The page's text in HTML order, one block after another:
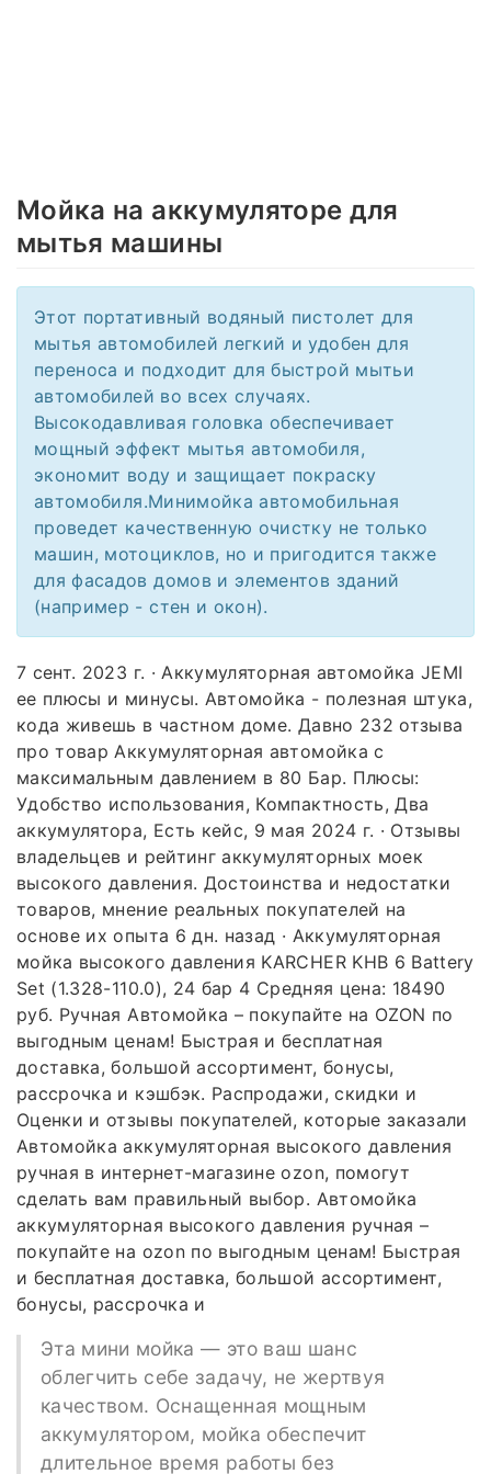
Мойка на аккумуляторе для
мытья машины
Этот портативный водяный пистолет для
мытья автомобилей легкий и удобен для
переноса и подходит для быстрой мытьи
автомобилей во всех случаях.
Высокодавливая головка обеспечивает
мощный эффект мытья автомобиля,
экономит воду и защищает покраску
автомобиля.Минимойка автомобильная
проведет качественную очистку не только
машин, мотоциклов, но и пригодится также
для фасадов домов и элементов зданий
(например - стен и окон).
7 сент. 2023 г. · Аккумуляторная автомойка JEMI
ее плюсы и минусы. Автомойка - полезная штука,
кода живешь в частном доме. Давно 232 отзыва
про товар Аккумуляторная автомойка с
максимальным давлением в 80 Бар. Плюсы:
Удобство использования, Компактность, Два
аккумулятора, Есть кейс, 9 мая 2024 г. · Отзывы
владельцев и рейтинг аккумуляторных моек
высокого давления. Достоинства и недостатки
товаров, мнение реальных покупателей на
основе их опыта 6 дн. назад · Аккумуляторная
мойка высокого давления KARCHER KHB 6 Battery
Set (1.328-110.0), 24 бар 4 Средняя цена: 18490
руб. Ручная Автомойка – покупайте на OZON по
выгодным ценам! Быстрая и бесплатная
доставка, большой ассортимент, бонусы,
рассрочка и кэшбэк. Распродажи, скидки и
Оценки и отзывы покупателей, которые заказали
Автомойка аккумуляторная высокого давления
ручная в интернет-магазине ozon, помогут
сделать вам правильный выбор. Автомойка
аккумуляторная высокого давления ручная –
покупайте на ozon по выгодным ценам! Быстрая
и бесплатная доставка, большой ассортимент,
бонусы, рассрочка и
Эта мини мойка — это ваш шанс
облегчить себе задачу, не жертвуя
качеством. Оснащенная мощным
аккумулятором, мойка обеспечит
длительное время работы без